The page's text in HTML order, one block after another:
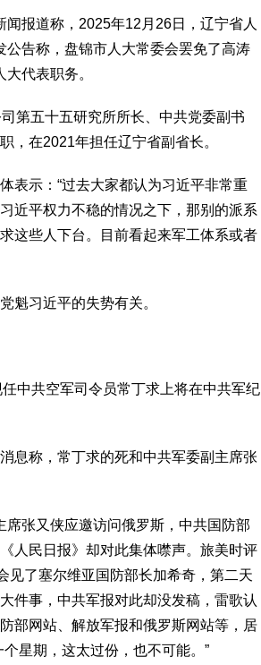
闻报道称，2025年12月26日，辽宁省人
公告称，盘锦市人大常委会罢免了高涛
大代表职务。
第五十五研究所所长、中共党委副书
，在2021年担任辽宁省副省长。
表示：“过去大家都认为习近平非常重
近平权力不稳的情况之下，那别的派系
这些人下台。目前看起来军工体系或者
魁习近平的失势有关。
中共空军司令员常丁求上将在中共军纪
息称，常丁求的死和中共军委副主席张
张又侠应邀访问俄罗斯，中共国防部
人民日报》却对此集体噤声。旅美时评
见了塞尔维亚国防部长加希奇，第二天
件事，中共军报对此却没发稿，雷歌认
部网站、解放军报和俄罗斯网站等，居
星期，这太过份，也不可能。”